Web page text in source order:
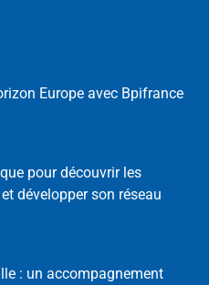
Europe avec Bpifrance
pour découvrir les
développer son réseau
: un accompagnement